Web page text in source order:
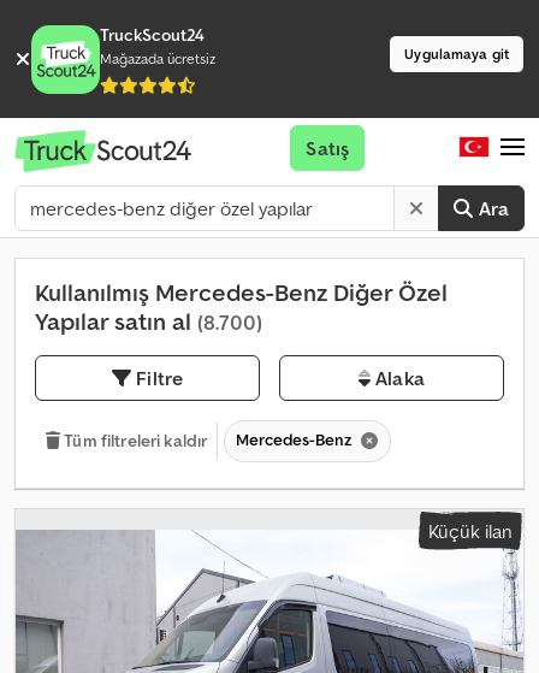
TruckScout24
Mağazada ücretsiz Uygulamaya git
Ara
Satış
Kullanılmış Mercedes-Benz Diğer Özel
Yapılar satın al (8.700)
Filtre Alaka
Tüm filtreleri kaldır Mercedes-Benz
Küçük ilan